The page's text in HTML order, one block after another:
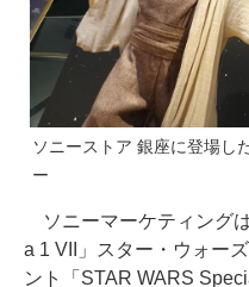
ソニーストア 銀座に登場し
ー
ソニーマーケティング
a 1 VII」スター・ウォー
ント「STAR WARS